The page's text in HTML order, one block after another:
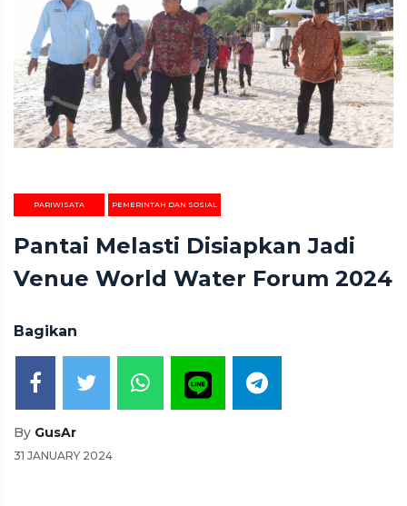
PARIWISATA PEMERINTAH DAN SOSIAL
Pantai Melasti Disiapkan Jadi
Venue World Water Forum 2024
Bagikan
By GusAr
31 JANUARY 2024